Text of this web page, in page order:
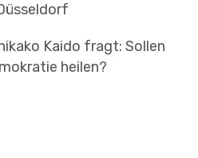
Kaido fragt: Sollen
heilen?